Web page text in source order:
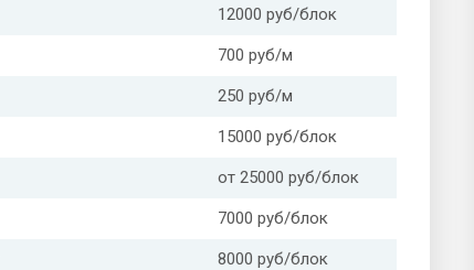
12000 руб/блок
700 руб/м
250 руб/м
15000 руб/блок
от 25000 руб/блок
7000 руб/блок
8000 руб/блок